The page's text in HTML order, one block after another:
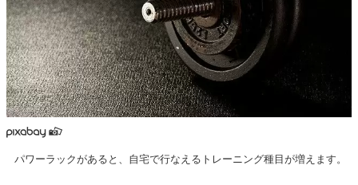
パワーラックがあると、自宅で行なえるトレーニング種目が増えます。